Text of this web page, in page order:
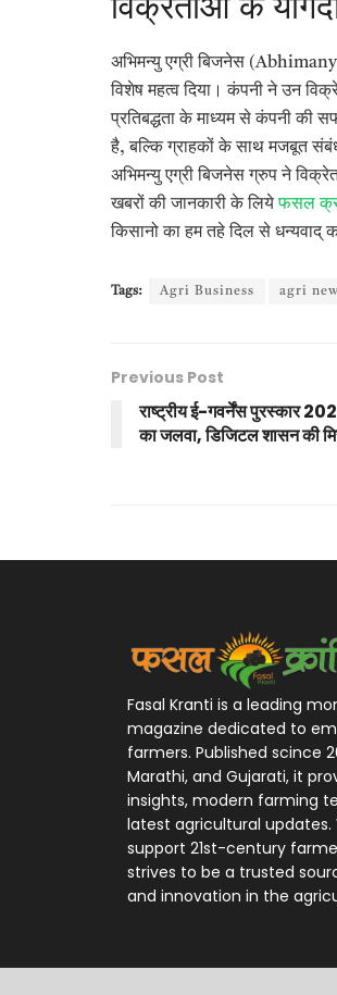
विक्रेताओं के
अभिमन्यु एग्री बिजनेस
विशेष महत्व दिया। कंपनी ने उन
प्रतिबद्धता के माध्यम से कंपनी की
है, बल्कि ग्राहकों के साथ मजबूत
अभिमन्यु एग्री बिजनेस ग्रुप ने
खबरों की जानकारी के लियेफसल
किसानो का हम तहे दिल से धन्यवाद्
Tags: Agri Business agri
Previous Post
राष्ट्रीय ई-गवर्नेंस पुरस्कार
का जलवा, डिजिटल शासन की
Fasal Kranti is a leading
magazine dedicated to
farmers. Published scince
Marathi, and Gujarati, it
insights, modern farming
latest agricultural updates.
support 21st-century
strives to be a trusted
and innovation in the